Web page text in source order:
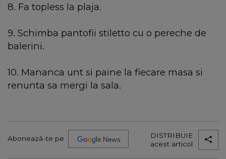
8. Fa topless la plaja.
9. Schimba pantofii stiletto cu o pereche de
balerini.
10. Mananca unt si paine la fiecare masa si
renunta sa mergi la sala.
Abonează-te pe
DISTRIBUIE
acest articol